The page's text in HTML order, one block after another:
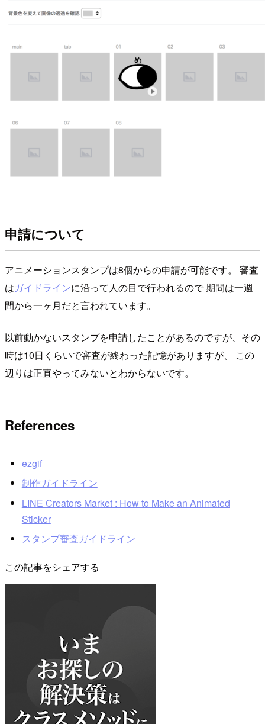
申請について
アニメーションスタンプは8個からの申請が可能です。 審査
はガイドラインに沿って人の目で行われるので 期間は一週
間から一ヶ月だと言われています。
以前動かないスタンプを申請したことがあるのですが、その
時は10日くらいで審査が終わった記憶がありますが、 この
辺りは正直やってみないとわからないです。
References
ezgif
制作ガイドライン
LINE Creators Market : How to Make an Animated
Sticker
スタンプ審査ガイドライン
この記事をシェアする